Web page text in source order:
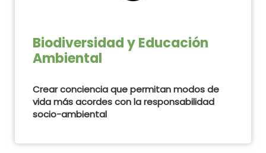
Biodiversidad y Educación
Ambiental
Crear conciencia que permitan modos de
vida más acordes con la responsabilidad
socio-ambiental